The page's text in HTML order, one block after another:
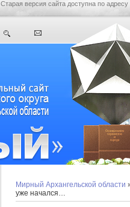
Старая версия сайта доступна по адресу
Мирный Архангельской области
уже начался…